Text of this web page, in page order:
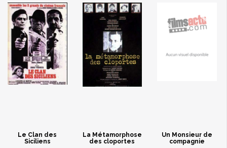
Le Clan des
Siciliens
La Métamorphose
des cloportes
Un Monsieur de
compagnie